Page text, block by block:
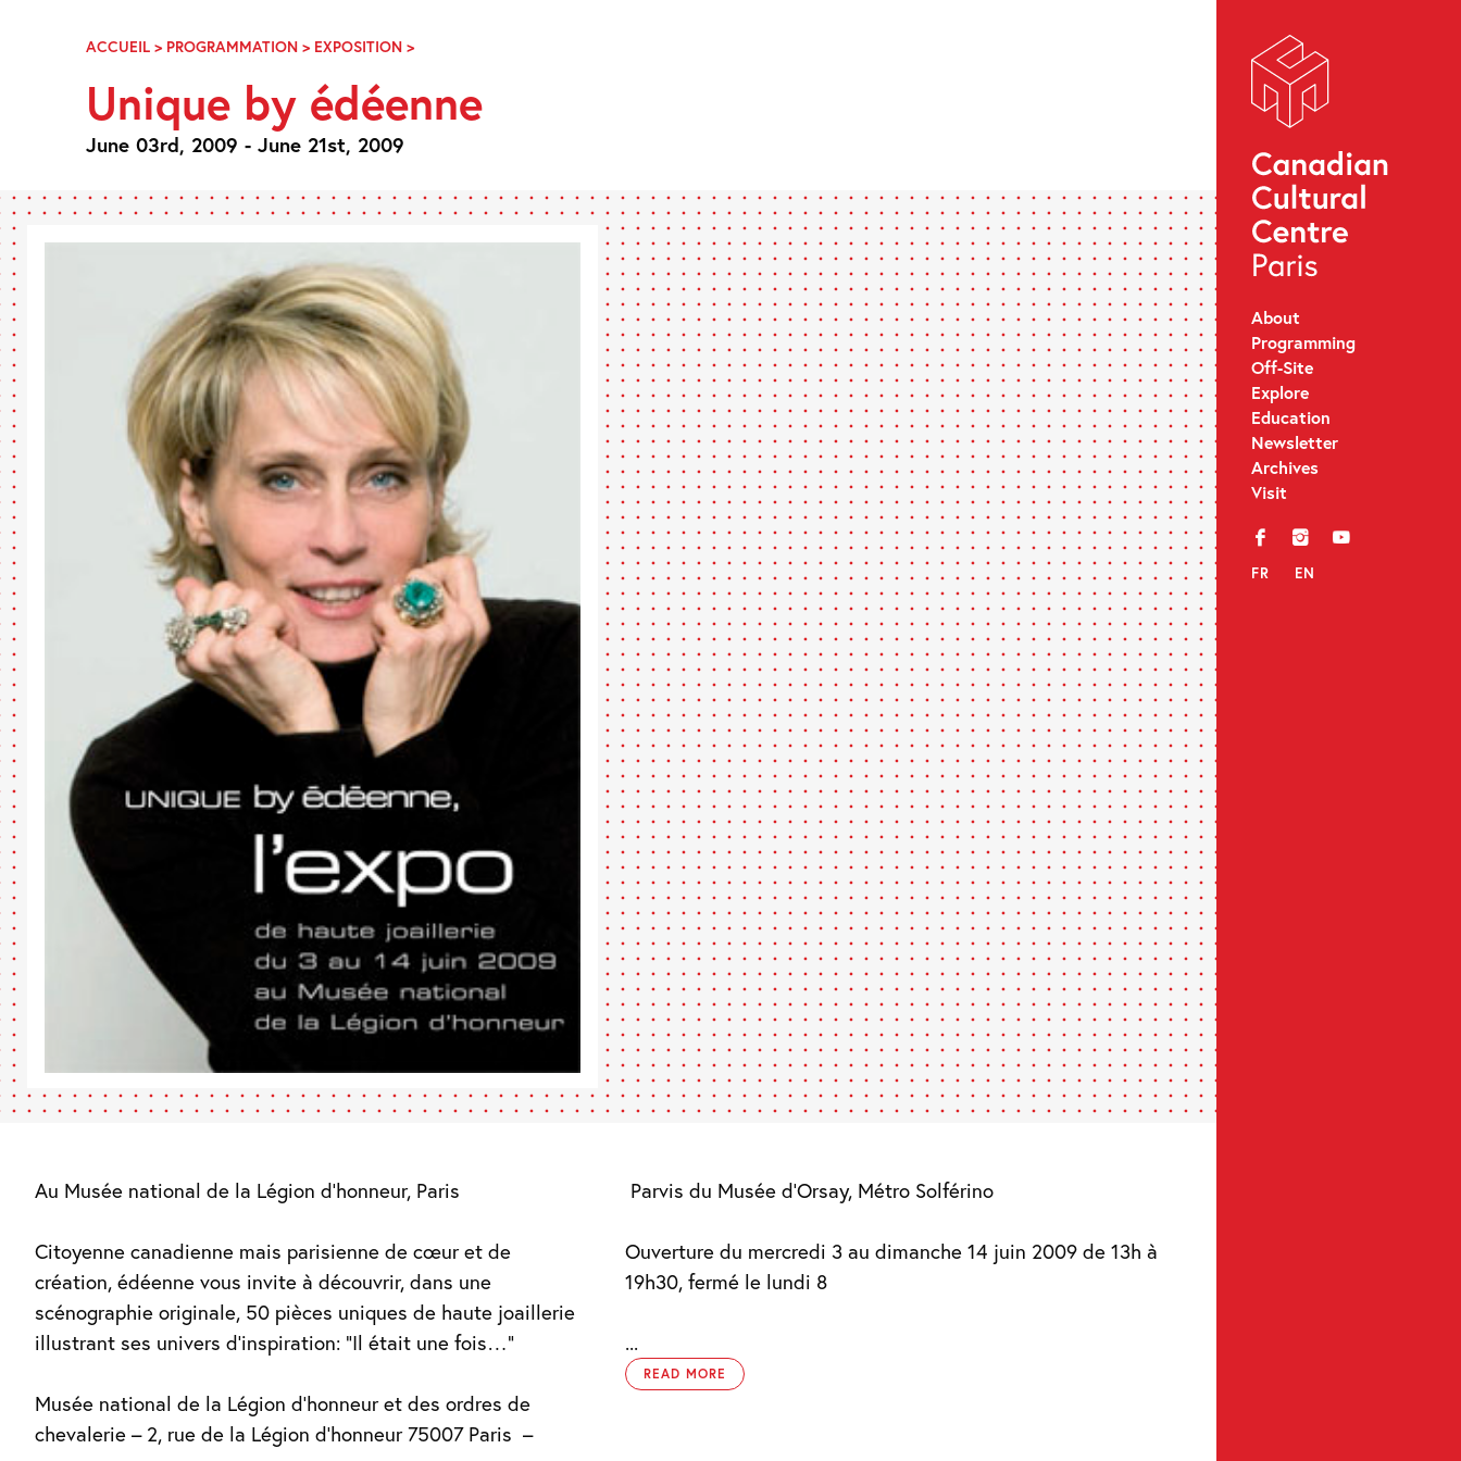
Navigation
About
Programming
Off-Site
Explore
Education
Newsletter
Archives
Visit
f i y
FR EN
ACCUEIL > PROGRAMMATION > EXPOSITION >UNIQUE
ÉDÉENNE
Unique by édéenne
June 03rd, 2009 - June 21st, 2009
Au Musée national de la Légion d’honneur, Paris
Citoyenne canadienne mais parisienne de cœur et de
création, édéenne vous invite à découvrir, dans une
scénographie originale, 50 pièces uniques de haute joaillerie
illustrant ses univers d’inspiration: “Il était une fois…”
Musée national de la Légion d’honneur et des ordres de
chevalerie – 2, rue de la Légion d’honneur 75007 Paris –
Parvis du Musée d’Orsay, Métro Solférino
Ouverture du mercredi 3 au dimanche 14 juin 2009 de 13h à
19h30, fermé le lundi 8
...
READ MORE